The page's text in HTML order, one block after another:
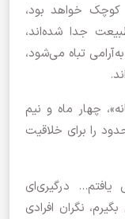
کوچک خواهد بود،‌
جدا شده‌اند،
تباه می‌شود،‌
چهار ماه و نیم
را برای خلاقیت
درگیری‌ای
نگران افرادی